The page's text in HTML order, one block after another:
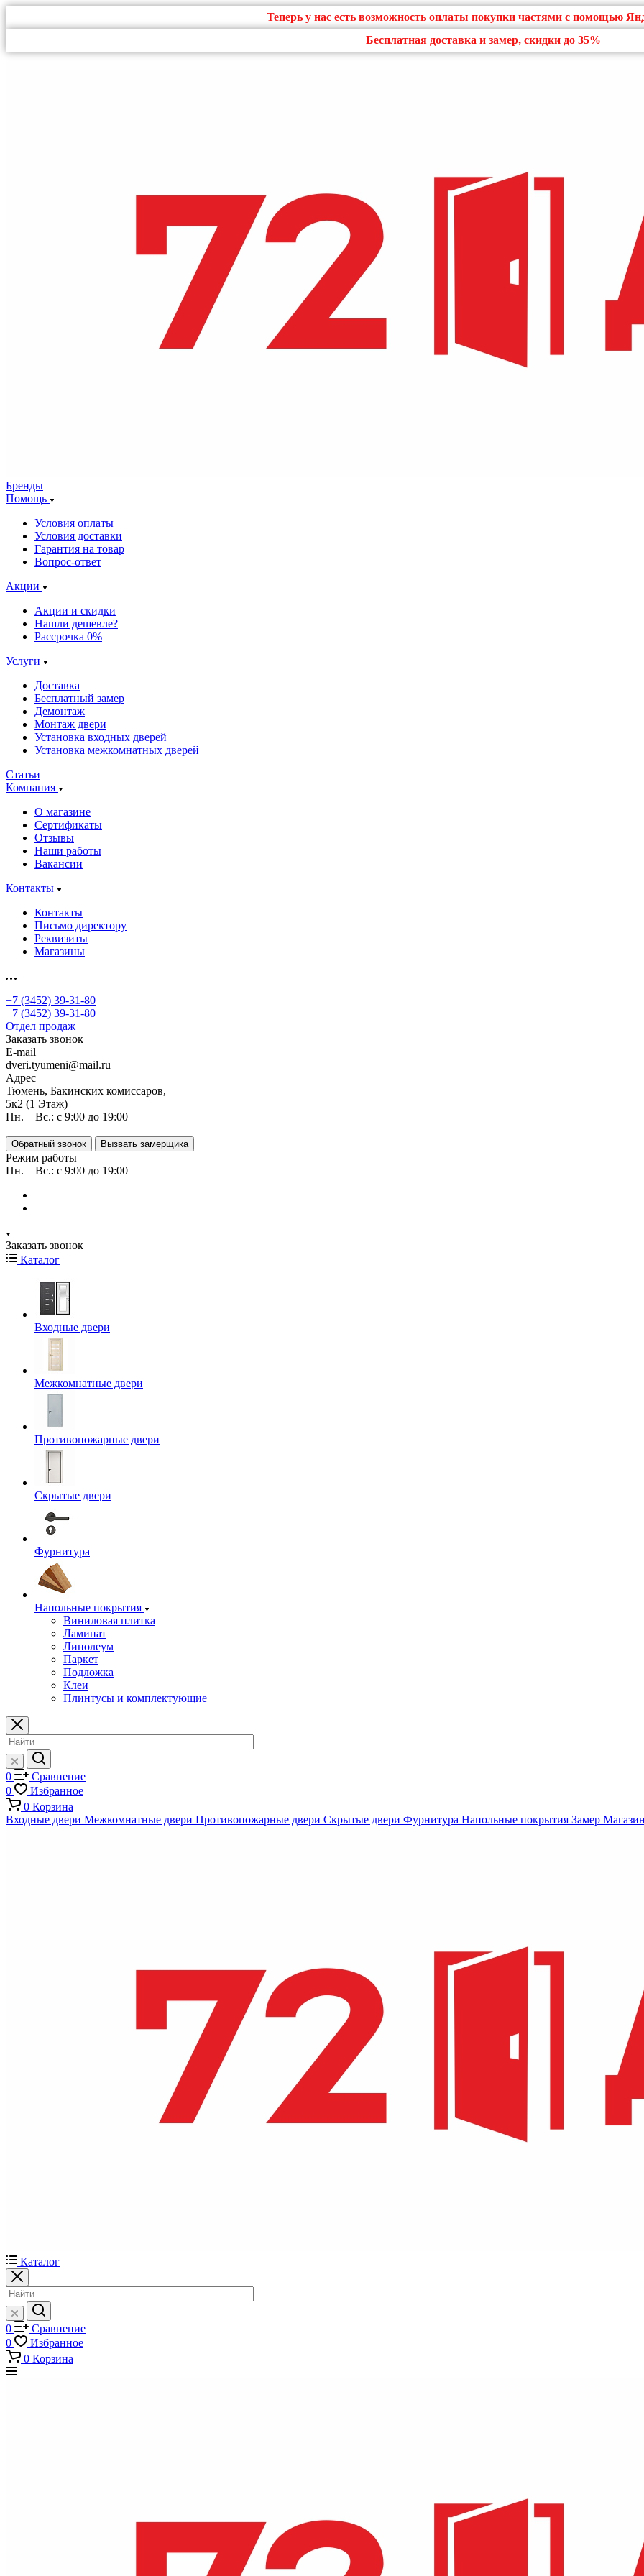
Теперь у нас есть возможность оплаты покупки частями с помощью
Бесплатная доставка и замер, скидки до 35%
Бренды
Помощь
Условия оплаты
Условия доставки
Гарантия на товар
Вопрос-ответ
Акции
Акции и скидки
Нашли дешевле?
Рассрочка 0%
Услуги
Доставка
Бесплатный замер
Демонтаж
Монтаж двери
Установка входных дверей
Установка межкомнатных дверей
Статьи
Компания
О магазине
Сертификаты
Отзывы
Наши работы
Вакансии
Контакты
Контакты
Письмо директору
Реквизиты
Магазины
+7 (3452) 39-31-80
+7 (3452) 39-31-80
Отдел продаж
Заказать звонок
E-mail
dveri.tyumeni@mail.ru
Адрес
Тюмень, Бакинских комиссаров,
5к2 (1 Этаж)
Пн. – Вс.: с 9:00 до 19:00
Обратный звонок Вызвать замерщика
Режим работы
Пн. – Вс.: с 9:00 до 19:00
Заказать звонок
Каталог
Входные двери
Межкомнатные двери
Противопожарные двери
Скрытые двери
Фурнитура
Напольные покрытия
Виниловая плитка
Ламинат
Линолеум
Паркет
Подложка
Клеи
Плинтусы и комплектующие
0
Сравнение
0
Избранное
0 Корзина
Входные двери Межкомнатные двери Противопожарные двери Скрытые двери Фурнитура Напольные покрытия Замер
Каталог
0
Сравнение
0
Избранное
0 Корзина